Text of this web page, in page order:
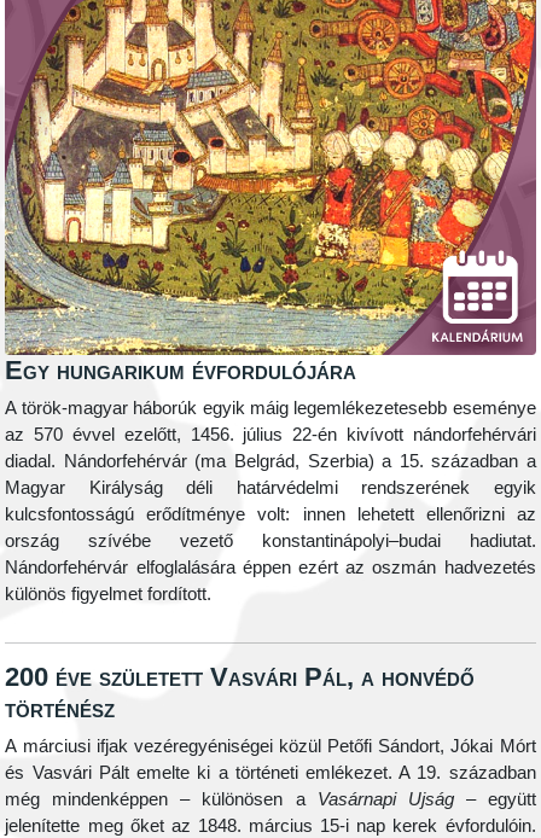
Egy hungarikum évfordulójára
A török-magyar háborúk egyik máig legemlékezetesebb eseménye
az 570 évvel ezelőtt, 1456. július 22-én kivívott nándorfehérvári
diadal. Nándorfehérvár (ma Belgrád, Szerbia) a 15. században a
Magyar Királyság déli határvédelmi rendszerének egyik
kulcsfontosságú erődítménye volt: innen lehetett ellenőrizni az
ország szívébe vezető konstantinápolyi–budai hadiutat.
Nándorfehérvár elfoglalására éppen ezért az oszmán hadvezetés
különös figyelmet fordított.
200 éve született Vasvári Pál, a honvédő
történész
A márciusi ifjak vezéregyéniségei közül Petőfi Sándort, Jókai Mórt
és Vasvári Pált emelte ki a történeti emlékezet. A 19. században
még mindenképpen – különösen a Vasárnapi Ujság– együtt
jelenítette meg őket az 1848. március 15-i nap kerek évfordulóin.